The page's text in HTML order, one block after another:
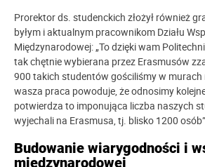
Prorektor ds. studenckich złożył również
byłym i aktualnym pracownikom Działu
Międzynarodowej: „To dzięki wam
tak chętnie wybierana przez Erasmusów
900 takich studentów gościliśmy w murach
wasza praca powoduje, że odnosimy
potwierdza to imponująca liczba naszych
wyjechali na Erasmusa, tj. blisko 1200 osób”.
Budowanie wiarygodności i
międzynarodowej